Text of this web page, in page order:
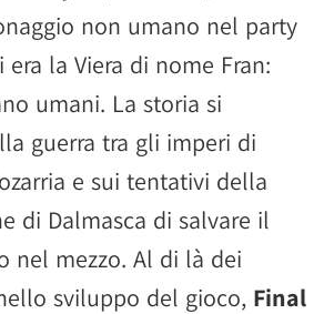
non umano nel party
la Viera di nome Fran:
umani. La storia si
guerra tra gli imperi di
e sui tentativi della
di Dalmasca di salvare il
nel mezzo. Al di là dei
sviluppo del gioco, Final